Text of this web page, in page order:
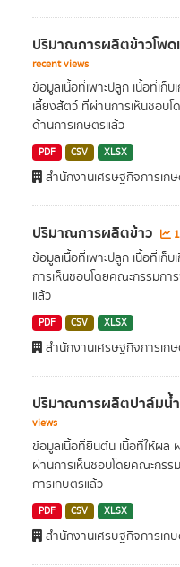
ปริมาณการผลิตข้าวโพด
recent views
ข้อมูลเนื้อที่เพาะปลูก เนื้อที่เ
เลี้ยงสัตว์ ที่ผ่านการเห็นชอ
ด้านการเกษตรแล้ว
PDF CSV XLSX
สำนักงานเศรษฐกิจการเก
ปริมาณการผลิตข้าว
ข้อมูลเนื้อที่เพาะปลูก เนื้อที่เ
การเห็นชอบโดยคณะกรรม
แล้ว
PDF CSV XLSX
สำนักงานเศรษฐกิจการเก
ปริมาณการผลิตปาล์มน้
views
ข้อมูลเนื้อที่ยืนต้น เนื้อที่ให้ผ
ผ่านการเห็นชอบโดยคณะก
การเกษตรแล้ว
PDF CSV XLSX
สำนักงานเศรษฐกิจการเก